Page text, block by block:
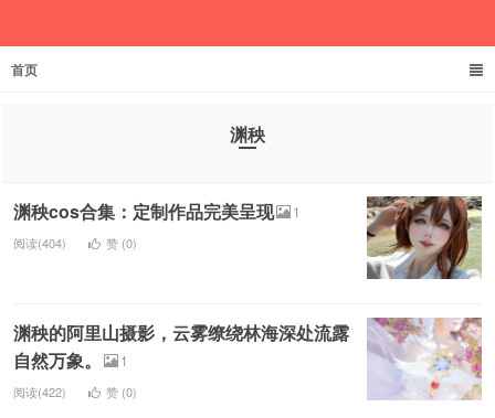
首页
渊秧
渊秧cos合集：定制作品完美呈现 1
阅读(404) 赞 (0)
渊秧的阿里山摄影，云雾缭绕林海深处流露
自然万象。
1
阅读(422) 赞 (0)